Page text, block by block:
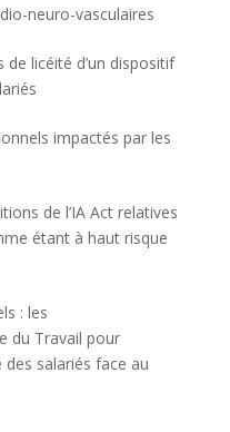
neuro-vasculaires
licéité d’un dispositif
impactés par les
de l’IA Act relatives
étant à haut risque
: les
du Travail pour
salariés face au